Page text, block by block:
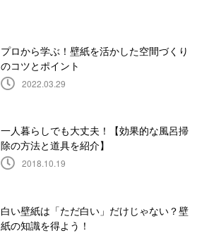
プロから学ぶ！壁紙を活かした空間づくり
のコツとポイント
2022.03.29
一人暮らしでも大丈夫！【効果的な風呂掃
除の方法と道具を紹介】
2018.10.19
白い壁紙は「ただ白い」だけじゃない？壁
紙の知識を得よう！